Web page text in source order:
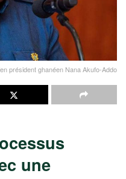
président ghanéen Nana Akufo-Addo
une